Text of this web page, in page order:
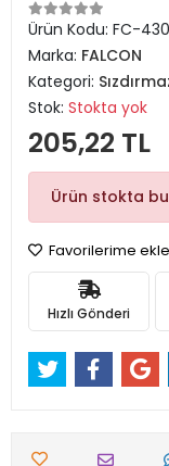
Ürün Kodu: FC-
Marka: FALCON
Kategori:
Stok: Stokta yok
205,22 TL
Ürün stokta
Favorilerime ekle
Hızlı Gönderi